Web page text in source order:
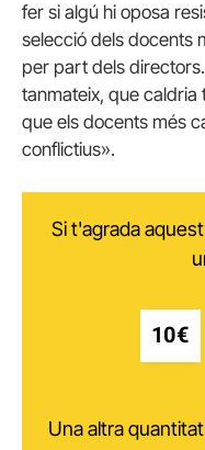
fer si algú hi oposa
selecció dels docents
per part dels
tanmateix, que
que els docents més
conflictius».
Si t'agrada
10€
Una altra